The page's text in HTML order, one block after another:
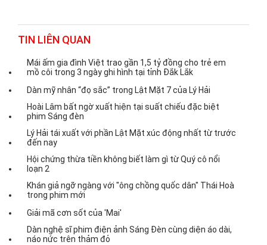
TIN LIÊN QUAN
Mái ấm gia đình Việt trao gần 1,5 tỷ đồng cho trẻ em
mồ côi trong 3 ngày ghi hình tại tỉnh Đắk Lắk
Dàn mỹ nhân “đọ sắc” trong Lật Mặt 7 của Lý Hải
Hoài Lâm bất ngờ xuất hiện tại suất chiếu đặc biệt
phim Sáng đèn
Lý Hải tái xuất với phần Lật Mặt xúc động nhất từ trước
đến nay
Hội chứng thừa tiền không biết làm gì từ Quý cô nổi
loạn 2
Khán giả ngỡ ngàng với "ông chồng quốc dân" Thái Hoà
trong phim mới
Giải mã cơn sốt của 'Mai'
Dàn nghệ sĩ phim điện ảnh Sáng Đèn cùng diện áo dài,
náo nức trên thảm đỏ